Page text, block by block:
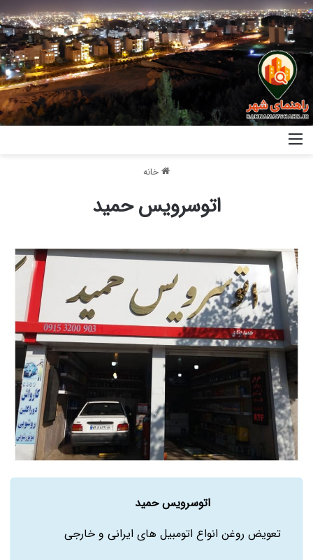
خانه
اتوسرویس حمید
اتوسرویس حمید
تعویض روغن انواع اتومبیل های ایرانی و خارجی